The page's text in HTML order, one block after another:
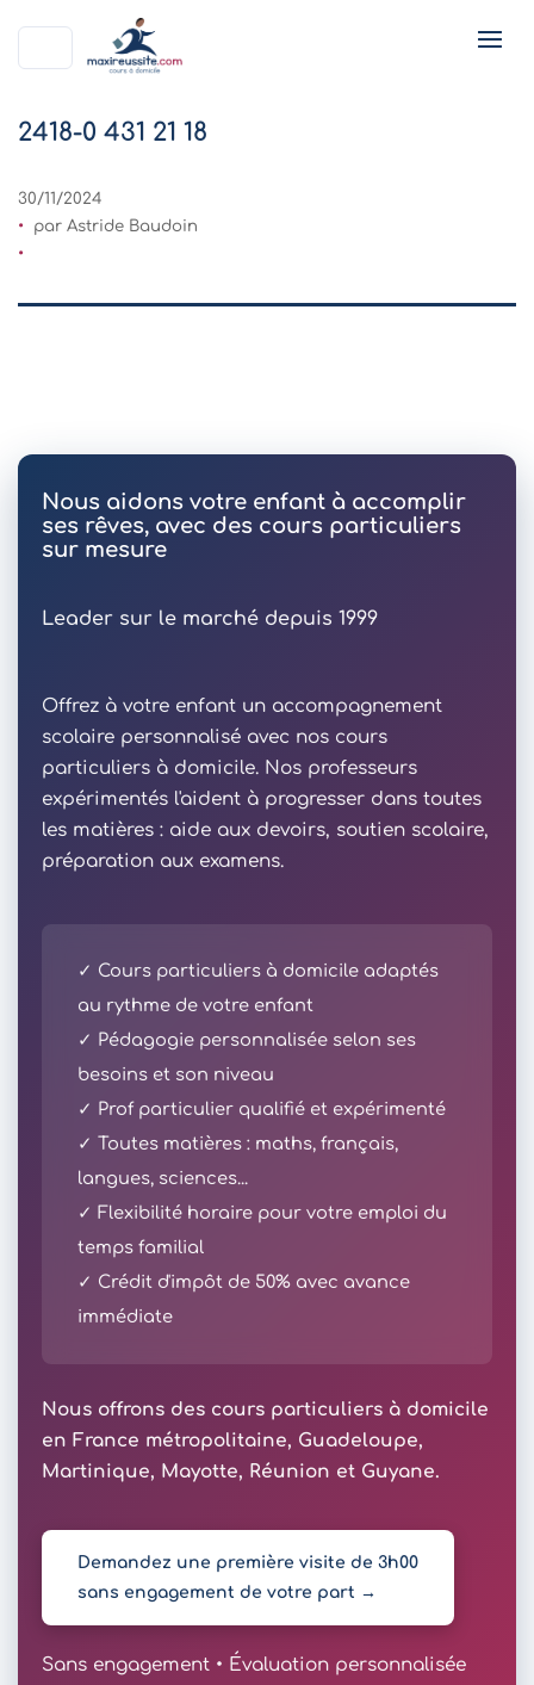
2418-0 431 21 18
30/11/2024
par Astride Baudoin
Nous aidons votre enfant à accomplir
ses rêves, avec des cours particuliers
sur mesure
Leader sur le marché depuis 1999
Offrez à votre enfant un accompagnement
scolaire personnalisé avec nos cours
particuliers à domicile. Nos professeurs
expérimentés l'aident à progresser dans toutes
les matières : aide aux devoirs, soutien scolaire,
préparation aux examens.
✓ Cours particuliers à domicile adaptés
au rythme de votre enfant
✓ Pédagogie personnalisée selon ses
besoins et son niveau
✓ Prof particulier qualifié et expérimenté
✓ Toutes matières : maths, français,
langues, sciences...
✓ Flexibilité horaire pour votre emploi du
temps familial
✓ Crédit d'impôt de 50% avec avance
immédiate
Nous offrons des cours particuliers à domicile
en France métropolitaine, Guadeloupe,
Martinique, Mayotte, Réunion et Guyane.
Demandez une première visite de 3h00
sans engagement de votre part →
Sans engagement • Évaluation personnalisée